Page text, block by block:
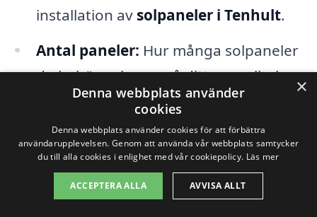
installation av solpaneler i Tenhult.
Antal paneler: Hur många solpaneler
du behöver beror på ditt energibehov
och takets storlek. Ju fler paneler du
installerar, desto högre blir den totala
kostnaden, men detta kan också ge
bättre avkastning på investeringen.
×
Denna webbplats använder
cookies
Denna webbplats använder cookies för att förbättra
användarupplevelsen. Genom att använda vår webbplats samtycker
du till alla cookies i enlighet med vår cookiepolicy. Läs mer
ACCEPTERA ALLA AVVISA ALLT